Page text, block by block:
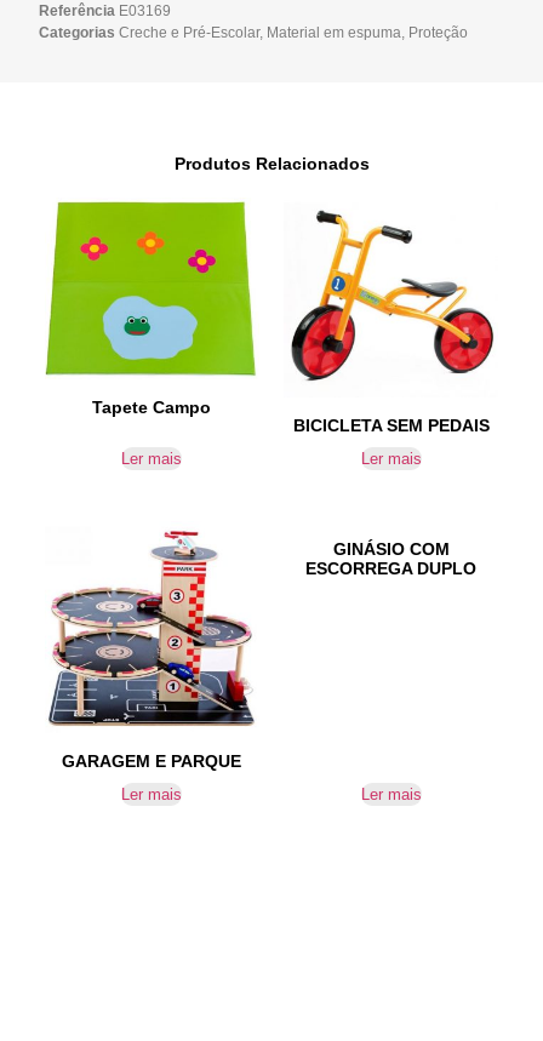
Referência E03169
Categorias Creche e Pré-Escolar, Material em espuma, Proteção
Produtos Relacionados
Tapete Campo
Ler mais
BICICLETA SEM PEDAIS
Ler mais
GARAGEM E PARQUE
Ler mais
GINÁSIO COM
ESCORREGA DUPLO
Ler mais